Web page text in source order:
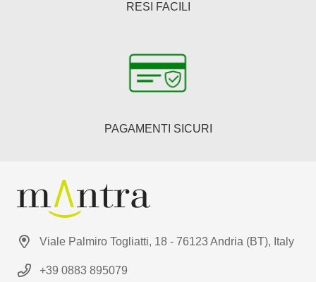
RESI FACILI
PAGAMENTI SICURI
Viale Palmiro Togliatti, 18 - 76123 Andria (BT), Italy
+39 0883 895079